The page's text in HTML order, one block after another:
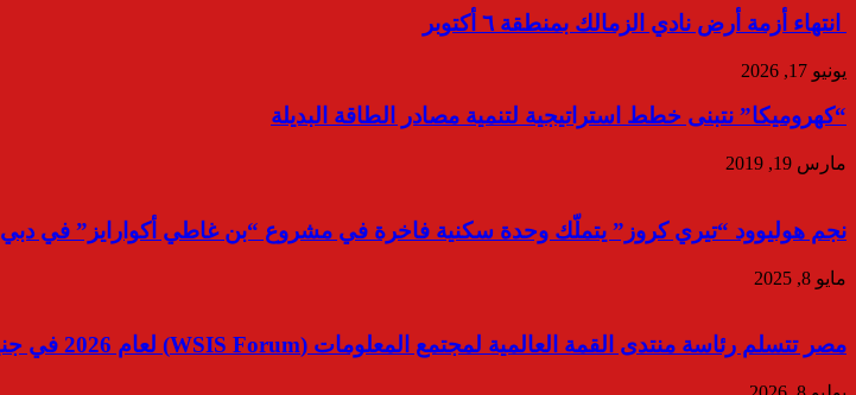
انتهاء أزمة أرض نادي الزمالك بمنطقة ٦ أكتوبر
يونيو 17, 2026
“كهروميكا” نتبنى خطط استراتيجية لتنمية مصادر الطاقة البديلة
مارس 19, 2019
نجم هوليوود “تيري كروز” يتملّك وحدة سكنية فاخرة في مشروع “بن غاطي أكوارايز” في دبي
مايو 8, 2025
مصر تتسلم رئاسة منتدى القمة العالمية لمجتمع المعلومات (WSIS Forum) لعام 2026 في جنيف